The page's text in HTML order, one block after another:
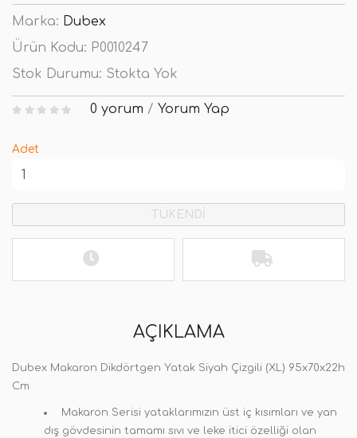
Marka: Dubex
Ürün Kodu: P0010247
Stok Durumu: Stokta Yok
0 yorum / Yorum Yap
Adet
TÜKENDİ
AÇIKLAMA
Dubex Makaron Dikdörtgen Yatak Siyah Çizgili (XL) 95x70x22h
Cm
Makaron Serisi yataklarımızın üst iç kısımları ve yan
dış gövdesinin tamamı sıvı ve leke itici özelliği olan